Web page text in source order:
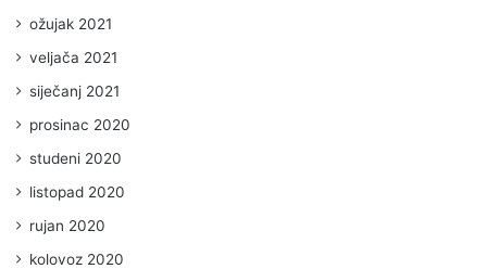
ožujak 2021
veljača 2021
siječanj 2021
prosinac 2020
studeni 2020
listopad 2020
rujan 2020
kolovoz 2020